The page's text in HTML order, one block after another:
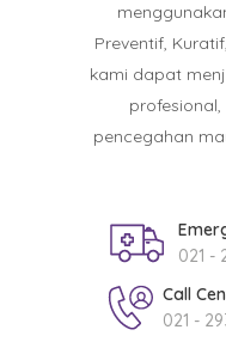
Preventif,
kami dapat
pencegahan
021 -
Call
021 -